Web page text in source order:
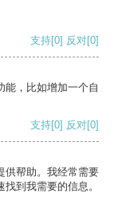
支持[0] 反对[0]
能，比如增加一个自
支持[0] 反对[0]
供帮助。我经常需要
到我需要的信息。